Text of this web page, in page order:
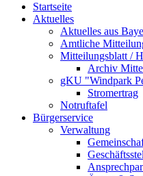
Startseite
Aktuelles
Aktuelles aus
Amtliche
Mitteilungsblatt /
Archiv
gKU "Windpark
Stromertrag
Notruftafel
Bürgerservice
Verwaltung